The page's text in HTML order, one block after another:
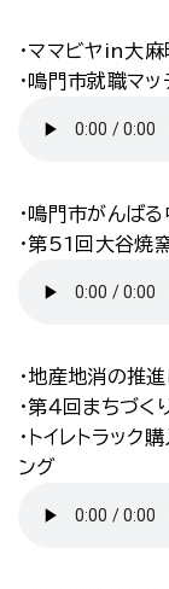
・ママビヤin大
・鳴門市就職マ
・鳴門市がんば
・第51回大谷焼
・地産地消の推
・第４回まちづ
・トイレトラック
ング